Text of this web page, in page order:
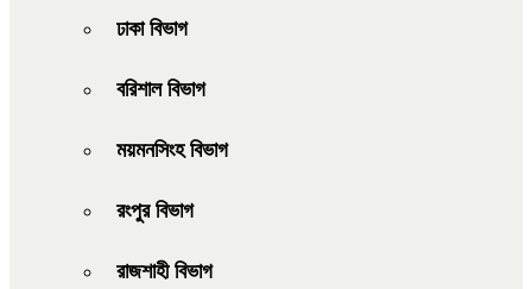
ঢাকা বিভাগ
বরিশাল বিভাগ
ময়মনসিংহ বিভাগ
রংপুর বিভাগ
রাজশাহী বিভাগ